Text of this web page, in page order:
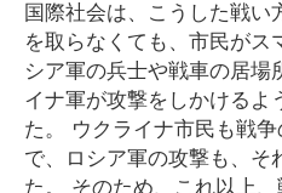
国際社会は、こうした戦い
を取らなくても、市民がス
シア軍の兵士や戦車の居場
イナ軍が攻撃をしかけるよ
た。 ウクライナ市民も戦
で、ロシア軍の攻撃も、そ
た。 そのため、これ以上、